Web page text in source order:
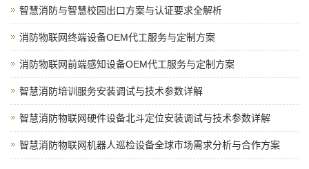
智慧消防与智慧校园出口方案与认证要求全解析
消防物联网终端设备OEM代工服务与定制方案
消防物联网前端感知设备OEM代工服务与定制方案
智慧消防培训服务安装调试与技术参数详解
智慧消防物联网硬件设备北斗定位安装调试与技术参数详解
智慧消防物联网机器人巡检设备全球市场需求分析与合作方案